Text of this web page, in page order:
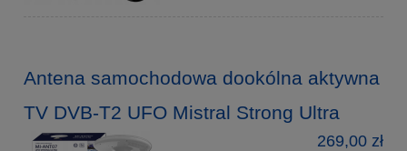
Antena samochodowa dookólna aktywna
TV DVB-T2 UFO Mistral Strong Ultra
269,00 zł